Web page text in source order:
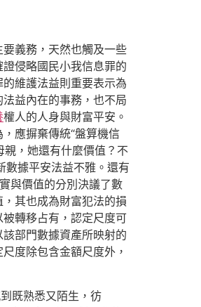
義務，天然也觸及一些
侵略國民小我信息罪的
維護法益則重要表示為
益內在的事務，也不局
權人的人身與財富平安。
應摒棄傳統“盤算機信
，她還有什麼價值？不
數據平安法益不雅。還有
與價值的分別決議了數
其也成為財富犯法的損
轉移占有，認定尺度可
部門數據資產所映射的
度除包含金額尺度外，
既熟悉又陌生，彷